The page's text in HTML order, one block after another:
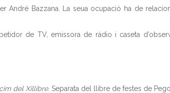
André Bazzana. La seua ocupació ha de
de TV, emissora de ràdio i caseta
del Xillibre. Separata del llibre de festes de